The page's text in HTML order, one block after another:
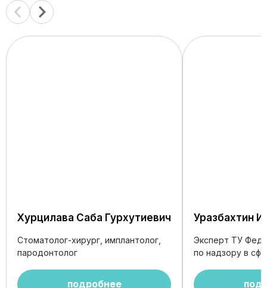
Хурцилава Саба Гурхутиевич
Стоматолог-хирург, имплантолог,
пародонтолог
подробнее
Уразбахтин
Эксперт ТУ
по надзору в
заслуженный